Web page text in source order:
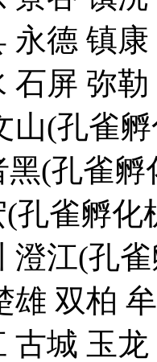
永德 镇
石屏 弥
山(孔雀
(孔雀
孔雀孵
澄江(孔
雄 双柏
古城 玉